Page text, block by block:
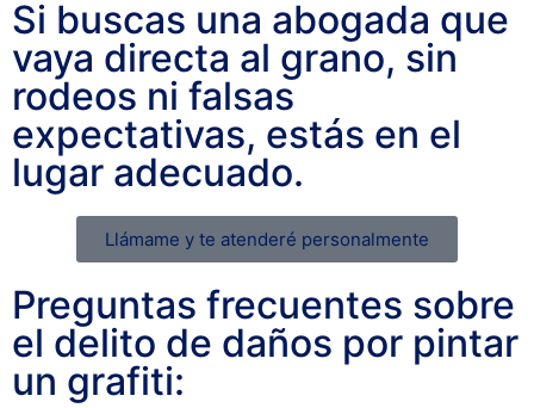
Si buscas una abogada que
vaya directa al grano, sin
rodeos ni falsas
expectativas, estás en el
lugar adecuado.
Llámame y te atenderé personalmente
Preguntas frecuentes sobre
el delito de daños por pintar
un grafiti: